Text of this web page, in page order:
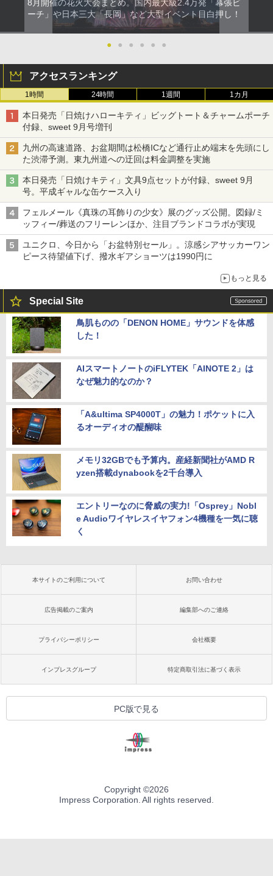
8月開催の花火大会まとめ。国内最大級2.4万発「幕張ビ
ーチ」や日本三大「長岡」など大型イベント目白押し！
● ● ● ● ● ●
アクセスランキング
1時間 24時間 1週間 1カ月
本日発売「日焼けハローキティ」ビッグトート＆チャームポーチ
付録、sweet 9月号増刊
九州の高速道路、お盆期間は松橋ICなど通行止め端末を先頭にし
た渋滞予測。東九州道への迂回は料金調整を実施
本日発売「日焼けキティ」文具9点セットが付録、sweet 9月
号。平成ギャルな缶ケース入り
フェルメール《真珠の耳飾りの少女》展のグッズ公開。図録/ミ
ッフィー/葬送のフリーレンほか、注目ブランドコラボが実現
ユニクロ、今日から「お盆特別セール」。涼感シアサッカーワン
ピース待望値下げ、撥水ギアショーツは1990円に
もっと見る
Special Site
鳥肌ものの「DENON HOME」サウンドを体感
した！
AIスマートノートのiFLYTEK「AINOTE 2」は
なぜ魅力的なのか？
「A&ultima SP4000T」の魅力！ポケットに入
るオーディオの醍醐味
メモリ32GBでも予算内。産経新聞社がAMD R
yzen搭載dynabookを2千台導入
エントリーなのに脅威の実力!「Osprey」Nobl
e Audioワイヤレスイヤフォン4機種を一気に聴
く
本サイトのご利用について お問い合わせ
広告掲載のご案内 編集部へのご連絡
プライバシーポリシー 会社概要
インプレスグループ 特定商取引法に基づく表示
PC版で見る
Copyright ©2026
Impress Corporation. All rights reserved.